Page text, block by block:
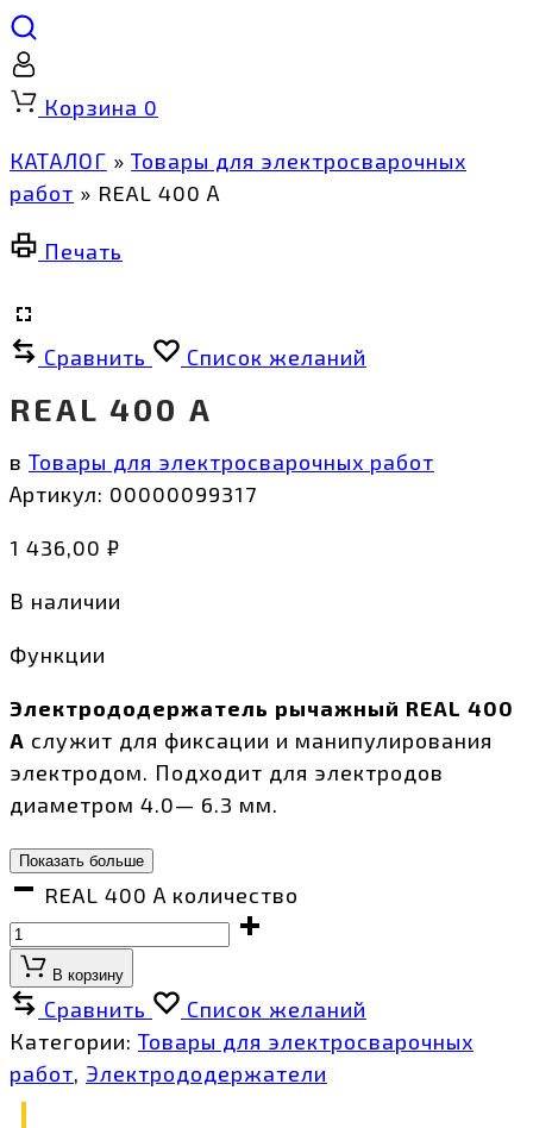
Корзина 0
КАТАЛОГ » Товары для электросварочных
работ » REAL 400 А
Печать
Сравнить Список желаний
REAL 400 А
в Товары для электросварочных работ
Артикул: 00000099317
1 436,00 ₽
В наличии
Функции
Электрододержатель рычажный REAL 400
А служит для фиксации и манипулирования
электродом. Подходит для электродов
диаметром 4.0— 6.3 мм.
Показать больше
REAL 400 А количество
В корзину
Сравнить
Список желаний
Категории: Товары для электросварочных
работ, Электрододержатели